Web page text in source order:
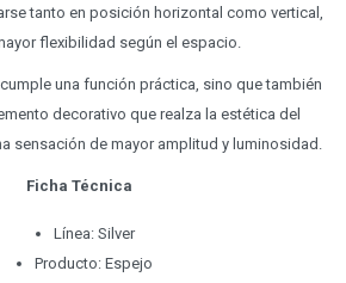
tanto en posición horizontal como vertical,
flexibilidad según el espacio.
una función práctica, sino que también
decorativo que realza la estética del
sensación de mayor amplitud y luminosidad.
Ficha Técnica
Línea: Silver
Producto: Espejo